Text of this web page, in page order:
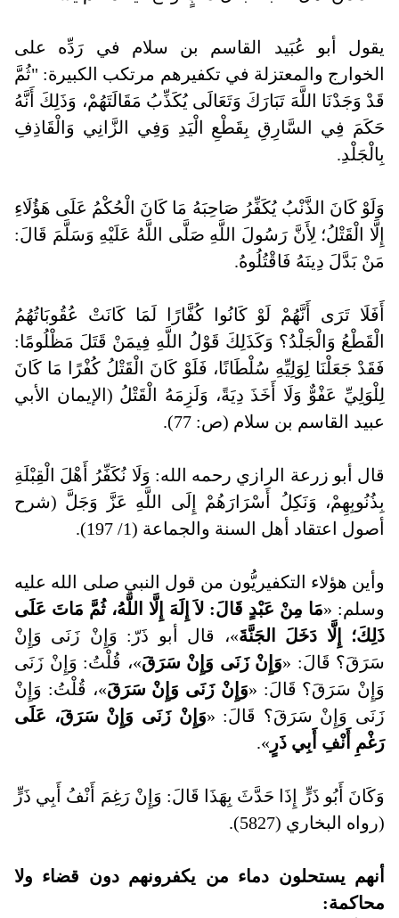
يقول أبو عُبَيد القاسم بن سلام في رَدِّه على
الخوارج والمعتزلة في تكفيرهم مرتكب الكبيرة: "ثُمَّ
قَدْ وَجَدْنَا اللَّهَ تَبَارَكَ وَتَعَالَى يُكَذِّبُ مَقَالَتَهُمْ، وَذَلِكَ أَنَّهُ
حَكَمَ فِي السَّارِقِ بِقَطْعِ الْيَدِ وَفِي الزَّانِي وَالْقَاذِفِ
بِالْجَلْدِ.
وَلَوْ كَانَ الذَّنْبُ يُكَفِّرُ صَاحِبَهُ مَا كَانَ الْحُكْمُ عَلَى هَؤُلَاءِ
إِلَّا الْقَتْلُ؛ لِأَنَّ رَسُولَ اللَّهِ صَلَّى اللَّهُ عَلَيْهِ وَسَلَّمَ قَالَ:
مَنْ بَدَّلَ دِينَهُ فَاقْتُلُوهُ.
أَفَلَا تَرَى أَنَّهُمْ لَوْ كَانُوا كُفَّارًا لَمَا كَانَتْ عُقُوبَاتُهُمُ
الْقَطْعُ وَالْجَلْدُ؟ وَكَذَلِكَ قَوْلُ اللَّهِ فِيمَنْ قَتَلَ مَظْلُومًا:
فَقَدْ جَعَلْنَا لِوَلِيِّهِ سُلْطَانًا، فَلَوْ كَانَ الْقَتْلُ كُفْرًا مَا كَانَ
لِلْوَلِيِّ عَفْوٌّ وَلَا أَخَذَ دِيَةً، وَلَزِمَهُ الْقَتْلُ (الإيمان الأبي
عبيد القاسم بن سلام (ص: 77).
قال أبو زرعة الرازي رحمه الله: وَلَا نُكَفِّرُ أَهْلَ الْقِبْلَةِ
بِذُنُوبِهِمْ، وَنَكِلُ أَسْرَارَهُمْ إِلَى اللَّهِ عَزَّ وَجَلَّ (شرح
أصول اعتقاد أهل السنة والجماعة (1/ 197).
وأين هؤلاء التكفيريُّون من قول النبي صلى الله عليه
وسلم: «مَا مِنْ عَبْدٍ قَالَ: لاَ إِلَهَ إِلَّا اللَّهُ، ثُمَّ مَاتَ عَلَى
ذَلِكَ؛ إِلَّا دَخَلَ الجَنَّةَ»، قال أبو ذَرّ: وَإِنْ زَنَى وَإِنْ
سَرَقَ؟ قَالَ: «وَإِنْ زَنَى وَإِنْ سَرَقَ»، قُلْتُ: وَإِنْ زَنَى
وَإِنْ سَرَقَ؟ قَالَ: «وَإِنْ زَنَى وَإِنْ سَرَقَ»، قُلْتُ: وَإِنْ
زَنَى وَإِنْ سَرَقَ؟ قَالَ: «وَإِنْ زَنَى وَإِنْ سَرَقَ، عَلَى
رَغْمِ أَنْفِ أَبِي ذَرٍ ».
وَكَانَ أَبُو ذَرٍّ إِذَا حَدَّثَ بِهَذَا قَالَ: وَإِنْ رَغِمَ أَنْفُ أَبِي ذَرٍّ
(رواه البخاري (5827).
أنهم يستحلون دماء من يكفرونهم دون قضاء ولا
محاكمة: